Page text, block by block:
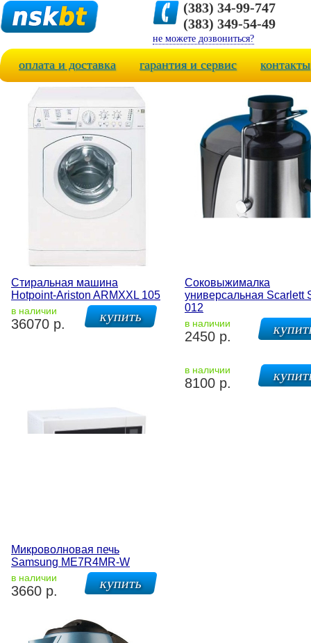
(383) 34-99-747
(383) 349-54-49
не можете дозвониться?
оплата и доставка гарантия и сервис контакты
Стиральная машина
Hotpoint-Ariston ARMXXL 105
в наличии
36070 р.
Соковыжималка
универсальная Scarlett
012
в наличии
2450 р.
Микроволновая печь
Samsung ME7R4MR-W
в наличии
3660 р.
в наличии
8100 р.